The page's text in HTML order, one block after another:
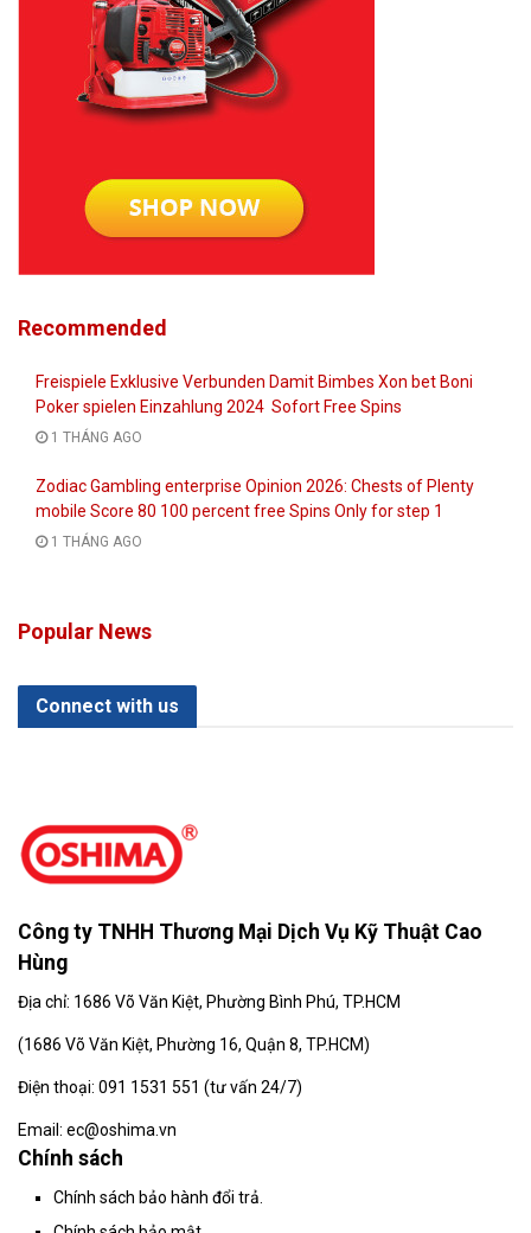
Recommended
Freispiele Exklusive Verbunden Damit Bimbes Xon bet Boni
Poker spielen Einzahlung 2024 ‎ Sofort Free Spins
1 THÁNG AGO
Zodiac Gambling enterprise Opinion 2026: Chests of Plenty
mobile Score 80 100 percent free Spins Only for step 1
1 THÁNG AGO
Popular News
Connect with us
Công ty TNHH Thương Mại Dịch Vụ Kỹ Thuật Cao
Hùng
Địa chỉ: 1686 Võ Văn Kiệt, Phường Bình Phú, TP.HCM
(1686 Võ Văn Kiệt, Phường 16, Quận 8, TP.HCM)
Điện thoại: 091 1531 551 (tư vấn 24/7)
Email: ec@oshima.vn
Chính sách
Chính sách bảo hành đổi trả.